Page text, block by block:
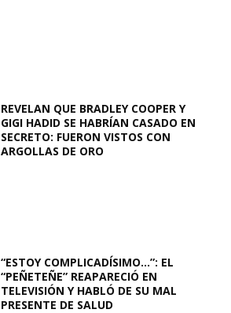
REVELAN QUE BRADLEY COOPER Y
GIGI HADID SE HABRÍAN CASADO EN
SECRETO: FUERON VISTOS CON
ARGOLLAS DE ORO
“ESTOY COMPLICADÍSIMO…”: EL
“PEÑETEÑE” REAPARECIÓ EN
TELEVISIÓN Y HABLÓ DE SU MAL
PRESENTE DE SALUD